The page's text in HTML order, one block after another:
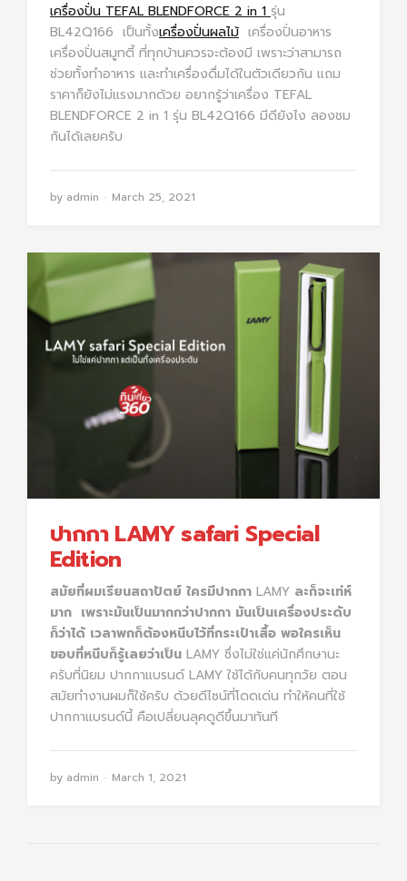
เครื่องปั่น TEFAL BLENDFORCE 2 in 1 รุ่น
BL42Q166 เป็นทั้งเครื่องปั่นผลไม้ เครื่องปั่นอาหาร
เครื่องปั่นสมูทตี้ ที่ทุกบ้านควรจะต้องมี เพราะว่าสามารถ
ช่วยทั้งทำอาหาร และทำเครื่องดื่มได้ในตัวเดียวกัน แถม
ราคาก็ยังไม่แรงมากด้วย อยากรู้ว่าเครื่อง TEFAL
BLENDFORCE 2 in 1 รุ่น BL42Q166 มีดียังไง ลองชม
กันได้เลยครับ
by admin March 25, 2021
ปากกา LAMY safari Special
Edition
สมัยที่ผมเรียนสถาปัตย์ ใครมีปากกา LAMY ละก็จะเท่ห์
มาก เพราะมันเป็นมากกว่าปากกา มันเป็นเครื่องประดับ
ก็ว่าได้ เวลาพกก็ต้องหนีบไว้ที่กระเป๋าเสื้อ พอใครเห็น
ขอบที่หนีบก็รู้เลยว่าเป็น LAMY ซึ่งไม่ใช่แค่นักศึกษานะ
ครับที่นิยม ปากกาแบรนด์LAMY ใช้ได้กับคนทุกวัย ตอน
สมัยทำงานผมก็ใช้ครับ ด้วยดีไซน์ที่โดดเด่น ทำให้คนที่ใช้
ปากกาแบรนด์นี้ คือเปลี่ยนลุคดูดีขึ้นมาทันที
by admin March 1, 2021